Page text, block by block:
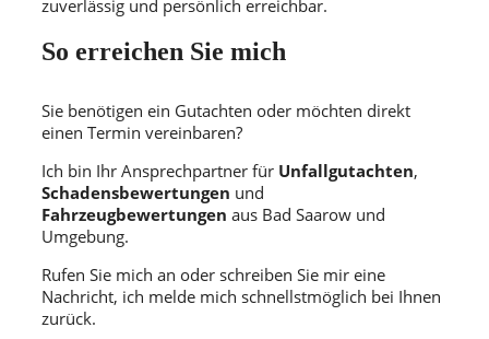
zuverlässig und persönlich erreichbar.
So erreichen Sie mich
Sie benötigen ein Gutachten oder möchten direkt
einen Termin vereinbaren?
Ich bin Ihr Ansprechpartner für Unfallgutachten,
Schadensbewertungen und
Fahrzeugbewertungen aus Bad Saarow und
Umgebung.
Rufen Sie mich an oder schreiben Sie mir eine
Nachricht, ich melde mich schnellstmöglich bei Ihnen
zurück.